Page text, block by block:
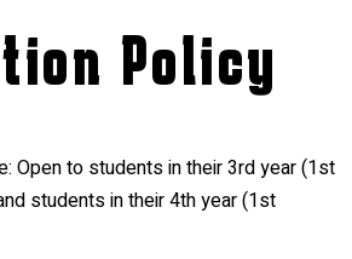
Policy
Open to students in their 3rd year (1st
students in their 4th year (1st